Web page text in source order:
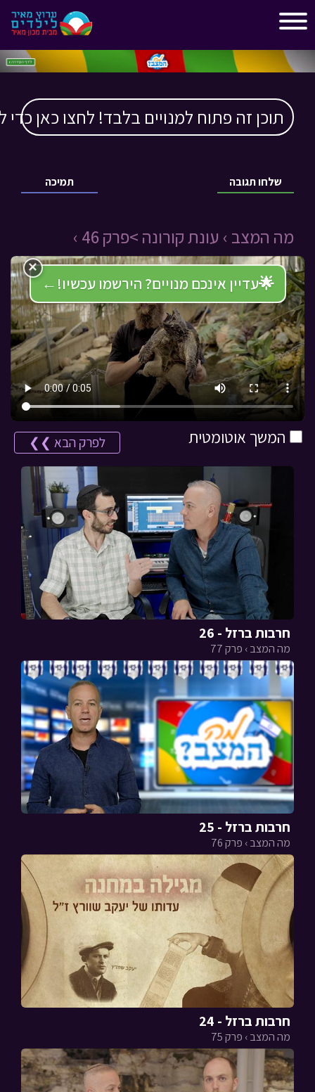
תוכן זה פתוח למנויים בלבד! לחצו כאן כדי
תמיכה שלחו תגובה
מה המצב › עונת קורונה >פרק 46 ›
🌟עדיין אינכם מנויים? הירשמו עכשיו! ←
×
המשך אוטומטית לפרק הבא ❯❯
חרבות ברזל - 26
מה המצב › פרק 77
חרבות ברזל - 25
מה המצב › פרק 76
חרבות ברזל - 24
מה המצב › פרק 75